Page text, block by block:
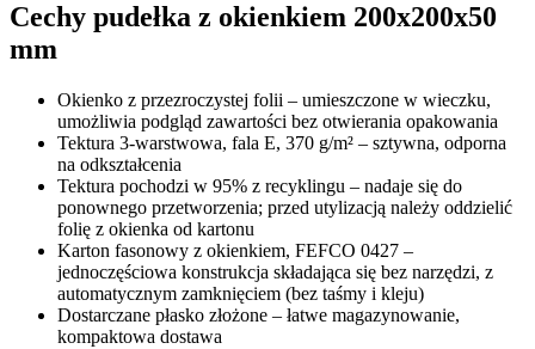
Cechy pudełka z okienkiem 200x200x50
mm
Okienko z przezroczystej folii – umieszczone w wieczku,
umożliwia podgląd zawartości bez otwierania opakowania
Tektura 3-warstwowa, fala E, 370 g/m² – sztywna, odporna
na odkształcenia
Tektura pochodzi w 95% z recyklingu – nadaje się do
ponownego przetworzenia; przed utylizacją należy oddzielić
folię z okienka od kartonu
Karton fasonowy z okienkiem, FEFCO 0427 –
jednoczęściowa konstrukcja składająca się bez narzędzi, z
automatycznym zamknięciem (bez taśmy i kleju)
Dostarczane płasko złożone – łatwe magazynowanie,
kompaktowa dostawa